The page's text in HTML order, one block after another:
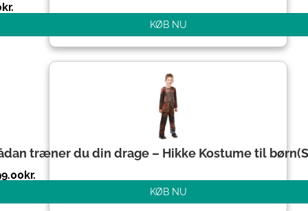
kr.
KØB NU
træner du din drage – Hikke Kostume til
kr.
KØB NU